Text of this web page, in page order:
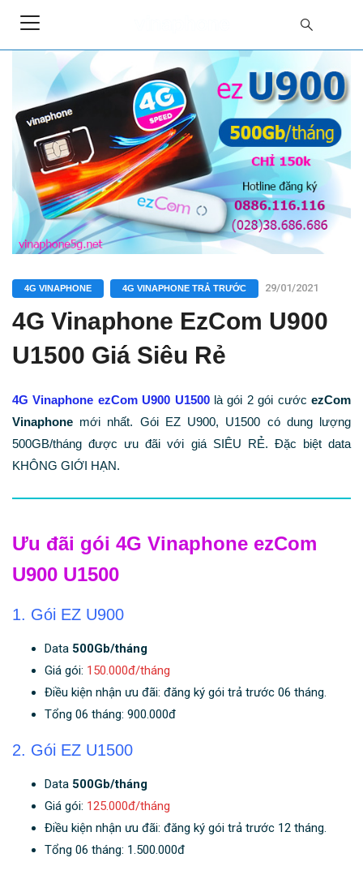
4G VINAPHONE 4G VINAPHONE TRẢ TRƯỚC 29/01/2021
4G Vinaphone EzCom U900
U1500 Giá Siêu Rẻ
4G Vinaphone ezCom U900 U1500 là gói 2 gói cước ezCom
Vinaphone mới nhất. Gói EZ U900, U1500 có dung lượng
500GB/tháng được ưu đãi với giá SIÊU RẺ. Đặc biệt data
KHÔNG GIỚI HẠN.
Ưu đãi gói 4G Vinaphone ezCom
U900 U1500
1. Gói EZ U900
Data 500Gb/tháng
Giá gói: 150.000đ/tháng
Điều kiện nhận ưu đãi: đăng ký gói trả trước 06 tháng.
Tổng 06 tháng: 900.000đ
2. Gói EZ U1500
Data 500Gb/tháng
Giá gói: 125.000đ/tháng
Điều kiện nhận ưu đãi: đăng ký gói trả trước 12 tháng.
Tổng 06 tháng: 1.500.000đ